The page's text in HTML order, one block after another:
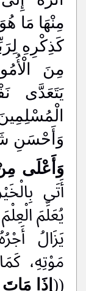
مِنْهَا مَا
كَذِكْرِهِ
مِنَ
يَتَعَدَّى
وَأَحْسَنِ
وَأَعْلَى
أَتَى
يُعَلِّمَ
يَزَالُ
مَوْتِهِ،
(( إِذَا